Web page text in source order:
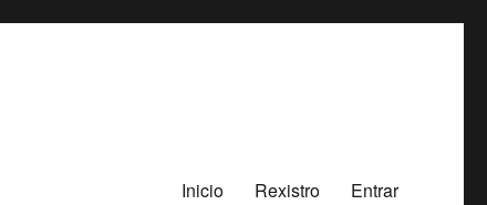
Inicio Rexistro Entrar